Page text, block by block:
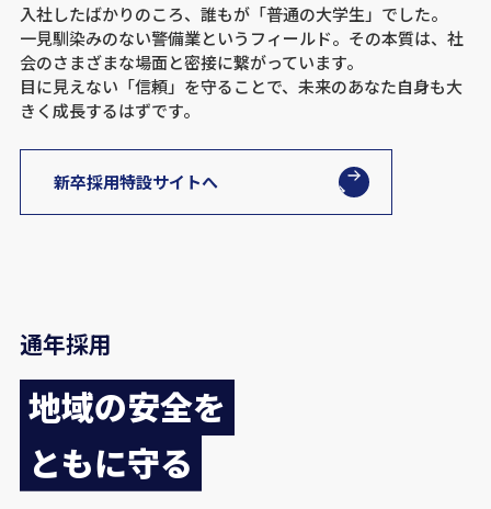
入社したばかりのころ、誰もが「普通の大学生」でした。
一見馴染みのない警備業というフィールド。その本質は、社
会のさまざまな場面と密接に繋がっています。
目に見えない「信頼」を守ることで、未来のあなた自身も大
きく成長するはずです。
新卒採用特設サイトへ
通年採用
地域の安全を
ともに守る